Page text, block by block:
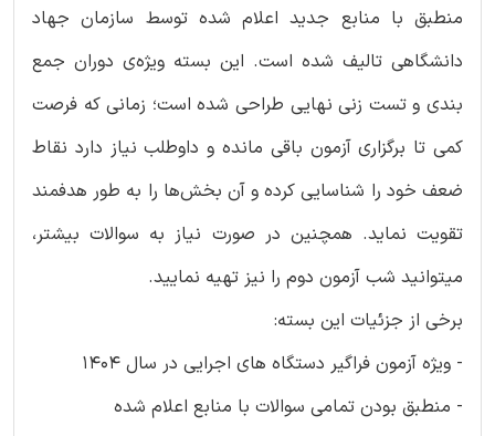
منطبق با منابع جدید اعلام شده توسط سازمان جهاد
دانشگاهی تالیف شده است. این بسته ویژه‌ی دوران جمع‌
بندی و تست ‌زنی نهایی طراحی شده است؛ زمانی که فرصت
کمی تا برگزاری آزمون باقی مانده و داوطلب نیاز دارد نقاط
ضعف خود را شناسایی کرده و آن بخش‌ها را به ‌طور هدفمند
تقویت نماید. همچنین در صورت نیاز به سوالات بیشتر،
میتوانید شب آزمون دوم را نیز تهیه نمایید.
برخی از جزئیات این بسته:
- ویژه آزمون فراگیر دستگاه های اجرایی در سال 1404
- منطبق بودن تمامی سوالات با منابع اعلام شده